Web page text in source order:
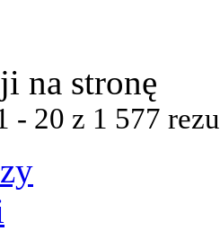
na stronę
- 20 z 1 577